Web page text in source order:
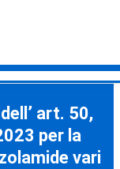
art. 50,
per la
vari